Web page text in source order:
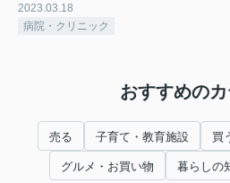
2023.03.18
病院・クリニック
おすすめのカ
売る 子育て・教育施設 買
グルメ・お買い物 暮らしの